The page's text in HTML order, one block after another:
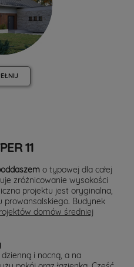
11
o typowej dla całej
zróżnicowanie wysokości
projektu jest oryginalna,
Budynek
domów średniej
i nocną, a na